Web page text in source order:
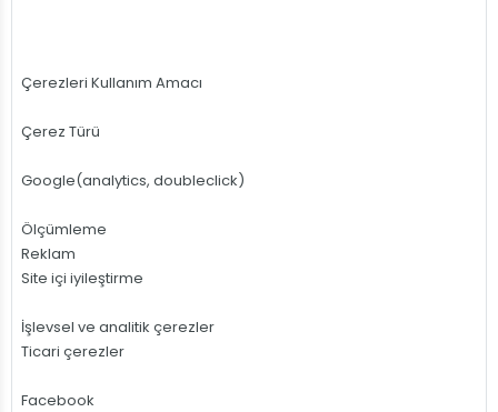
Çerezleri Kullanım Amacı
Çerez Türü
Google(analytics, doubleclick)
Ölçümleme
Reklam
Site içi iyileştirme
İşlevsel ve analitik çerezler
Ticari çerezler
Facebook